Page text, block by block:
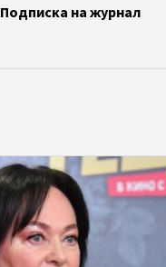
Подписка на журнал